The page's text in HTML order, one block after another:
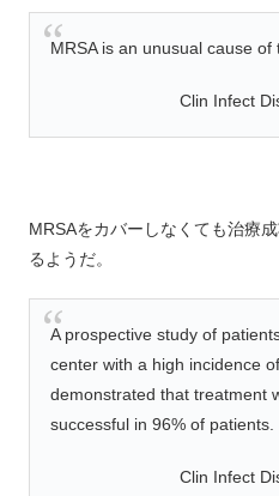
MRSA is an unusual cause of
Clin Infect
MRSAをカバーしなくても治療
るようだ。
A prospective study of
center with a high incidence
demonstrated that treatment
successful in 96% of patients.
Clin Infect